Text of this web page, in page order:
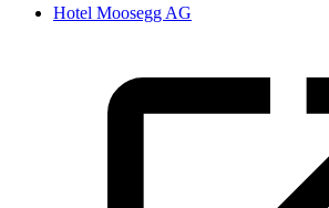
Hotel Moosegg AG